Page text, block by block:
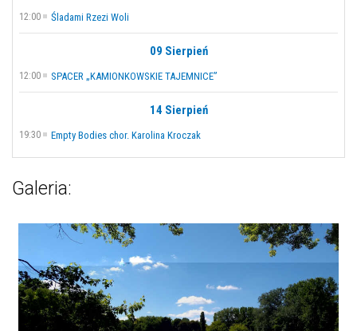
12:00 Śladami Rzezi Woli
09 Sierpień
12:00 SPACER „KAMIONKOWSKIE TAJEMNICE”
14 Sierpień
19:30 Empty Bodies chor. Karolina Kroczak
Galeria: